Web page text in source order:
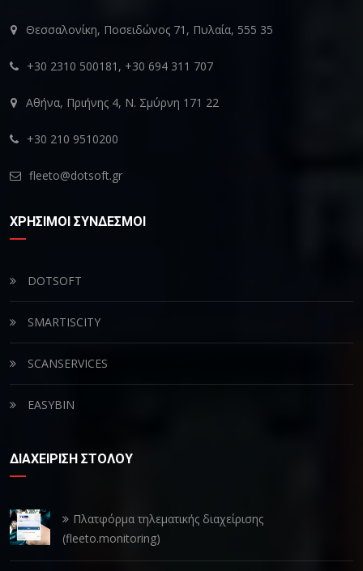
Θεσσαλονίκη, Ποσειδώνος 71, Πυλαία, 555 35
+30 2310 500181, +30 694 311 707
Αθήνα, Πριήνης 4, Ν. Σμύρνη 171 22
+30 210 9510200
fleeto@dotsoft.gr
ΧΡΗΣΙΜΟΙ ΣΥΝΔΕΣΜΟΙ
DOTSOFT
SMARTISCITY
SCANSERVICES
EASYBIN
ΔΙΑΧΕΙΡΙΣΗ ΣΤΟΛΟΥ
Πλατφόρμα τηλεματικής διαχείρισης
(fleeto.monitoring)